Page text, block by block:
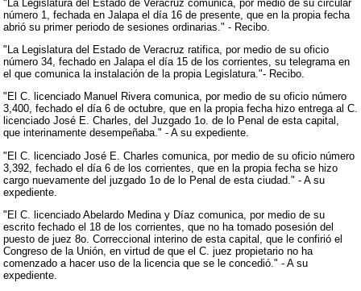
"La Legislatura del Estado de Veracruz comunica, por medio de su circular
número 1, fechada en Jalapa el día 16 de presente, que en la propia fecha
abrió su primer periodo de sesiones ordinarias." - Recibo.
"La Legislatura del Estado de Veracruz ratifica, por medio de su oficio
número 34, fechado en Jalapa el día 15 de los corrientes, su telegrama en
el que comunica la instalación de la propia Legislatura."- Recibo.
"El C. licenciado Manuel Rivera comunica, por medio de su oficio número
3,400, fechado el día 6 de octubre, que en la propia fecha hizo entrega al C.
licenciado José E. Charles, del Juzgado 1o. de lo Penal de esta capital,
que interinamente desempeñaba." - A su expediente.
"El C. licenciado José E. Charles comunica, por medio de su oficio número
3,392, fechado el día 6 de los corrientes, que en la propia fecha se hizo
cargo nuevamente del juzgado 1o de lo Penal de esta ciudad." - A su
expediente.
"El C. licenciado Abelardo Medina y Díaz comunica, por medio de su
escrito fechado el 18 de los corrientes, que no ha tomado posesión del
puesto de juez 8o. Correccional interino de esta capital, que le confirió el
Congreso de la Unión, en virtud de que el C. juez propietario no ha
comenzado a hacer uso de la licencia que se le concedió." - A su
expediente.